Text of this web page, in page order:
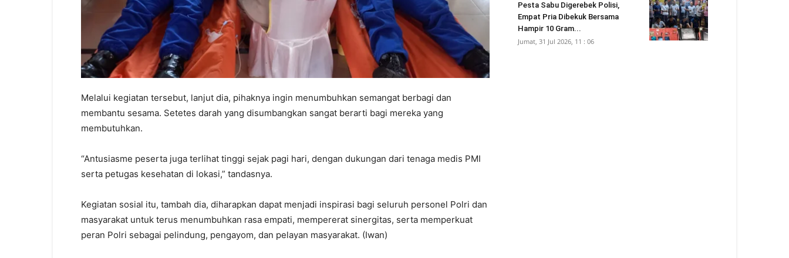
Melalui kegiatan tersebut, lanjut dia, pihaknya ingin menumbuhkan semangat berbagi dan
membantu sesama. Setetes darah yang disumbangkan sangat berarti bagi mereka yang
membutuhkan.
“Antusiasme peserta juga terlihat tinggi sejak pagi hari, dengan dukungan dari tenaga medis PMI
serta petugas kesehatan di lokasi,” tandasnya.
Kegiatan sosial itu, tambah dia, diharapkan dapat menjadi inspirasi bagi seluruh personel Polri dan
masyarakat untuk terus menumbuhkan rasa empati, mempererat sinergitas, serta memperkuat
peran Polri sebagai pelindung, pengayom, dan pelayan masyarakat. (Iwan)
Pesta Sabu Digerebek Polisi,
Empat Pria Dibekuk Bersama
Hampir 10 Gram...
Jumat, 31 Jul 2026, 11 : 06